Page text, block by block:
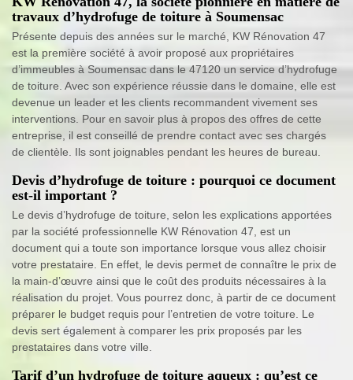
travaux d’hydrofuge de toiture à Soumensac
Présente depuis des années sur le marché, KW Rénovation 47
est la première société à avoir proposé aux propriétaires
d’immeubles à Soumensac dans le 47120 un service d’hydrofuge
de toiture. Avec son expérience réussie dans le domaine, elle est
devenue un leader et les clients recommandent vivement ses
interventions. Pour en savoir plus à propos des offres de cette
entreprise, il est conseillé de prendre contact avec ses chargés
de clientèle. Ils sont joignables pendant les heures de bureau.
Devis d’hydrofuge de toiture : pourquoi ce document
est-il important ?
Le devis d’hydrofuge de toiture, selon les explications apportées
par la société professionnelle KW Rénovation 47, est un
document qui a toute son importance lorsque vous allez choisir
votre prestataire. En effet, le devis permet de connaître le prix de
la main-d’œuvre ainsi que le coût des produits nécessaires à la
réalisation du projet. Vous pourrez donc, à partir de ce document
préparer le budget requis pour l’entretien de votre toiture. Le
devis sert également à comparer les prix proposés par les
prestataires dans votre ville.
Tarif d’un hydrofuge de toiture aqueux : qu’est ce